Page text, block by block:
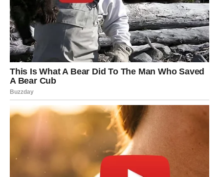
Ribe zatvaraju emotivni ciklus. Nakon razočaranja dolazi
nova radost.
U ljubavi, neko pokazuje da mu je zaista stalo. Finansijski,
dolazi stabilizacija.
Poruka: Posle kiše dolazi sunce.